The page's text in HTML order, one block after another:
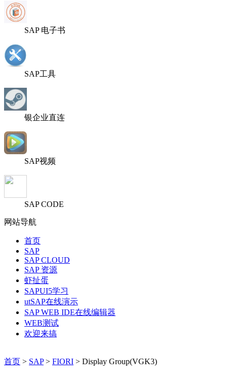
SAP 电子书
SAP工具
银企业直连
SAP视频
SAP CODE
网站导航
首页
SAP
SAP CLOUD
SAP 资源
虾扯蛋
SAPUI5学习
utSAP在线演示
SAP WEB IDE在线编辑器
WEB测试
欢迎来搞
首页 > SAP> FIORI > Display Group(VGK3)